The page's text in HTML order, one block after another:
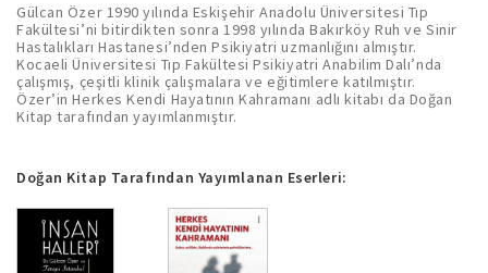
Gülcan Özer 1990 yılında Eskişehir Anadolu Üniversitesi Tıp
Fakültesi’ni bitirdikten sonra 1998 yılında Bakırköy Ruh ve Sinir
Hastalıkları Hastanesi’nden Psikiyatri uzmanlığını almıştır.
Kocaeli Üniversitesi Tıp Fakültesi Psikiyatri Anabilim Dalı’nda
çalışmış, çeşitli klinik çalışmalara ve eğitimlere katılmıştır.
Özer’in Herkes Kendi Hayatının Kahramanı adlı kitabı da Doğan
Kitap tarafından yayımlanmıştır.
Doğan Kitap Tarafından Yayımlanan Eserleri: